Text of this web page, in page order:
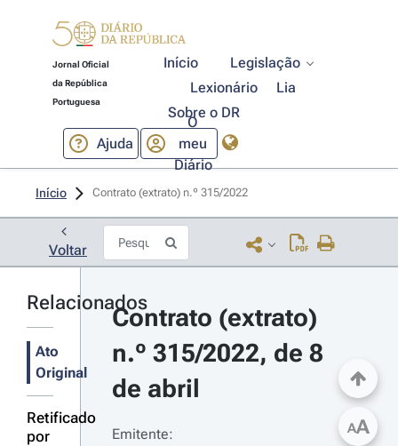
Jornal Oficial
da República
Portuguesa
Início
Legislação
Lexionário
Lia
Sobre o DR
Ajuda
O
meu
Diário
Início Contrato (extrato) n.º 315/2022
Voltar
Relacionados
Ato
Original
Retificado
por
Contrato (extrato)
n.º 315/2022, de 8
de abril
Emitente:
AA